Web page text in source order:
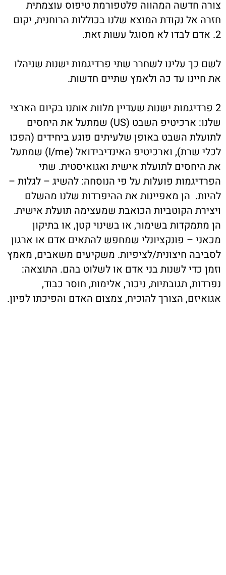
צורה חדשה המהווה פלטפורמת טיפוס עוצמתית
חזרה אל נקודת המוצא שלנו בכוללות הרוחנית, יקום
2. אדם לבדו לא מסוגל עשות זאת.
לשם כך עלינו לשחרר שתי פרדיגמות ישנות שניהלו
את חיינו עד כה ולאמץ שתיים חדשות.
2 פרדיגמות ישנות שעדיין מלוות אותנו בקיום הארצי
שלנו: ארכיטיפ השבט (US) שמתעל את היחסים
לתועלת השבט באופן שלעיתים פוגע ביחידים (הפכו
לכלי שרת), וארכיטיפ האינדיבידואל (I/me) שמתעל
את היחסים לתועלת אישית ואגואיסטית. שתי
הפרדיגמות פועלות על פי הנוסחה: להשיג – לגלות –
להיות. הן מאפיינות את ההיפרדות שלנו מהשלם
ויצירת הקוטביות הכואבת שמעצימה תועלת אישית.
הן מתמקדות בשימור, או בשינוי קטן, או בתיקון
מכאני – פונקציונלי שמחפש להתאים אדם או ארגון
לסביבה חיצונית/לציפיות. משקיעים משאבים, מאמץ
וזמן כדי לשנות בני אדם או לשלוט בהם. התוצאה:
נפרדות, תגובתיות, ניכור, אלימות, חוסר כבוד,
אגואיזם, הצורך להוכיח, צמצום האדם והפיכתו לפיון.